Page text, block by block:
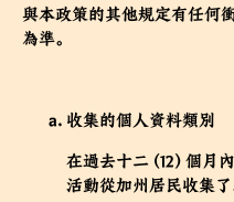
與本政策的其他規定有任何
為準。
收集的個人資料類別
在過去十二 (12) 個月
活動從加州居民收集